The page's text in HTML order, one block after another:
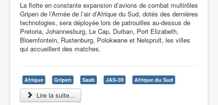
La flotte en constante expansion d’avions de combat multirôles
Gripen de l’Armée de l’air d’Afrique du Sud, dotés des dernières
technologies, sera déployée lors de patrouilles au-dessus de
Pretoria, Johannesburg, Le Cap, Durban, Port Elizabeth,
Bloemfontein, Rustenburg, Polokwane et Nelspruit, les villes
qui accueillent des matches.
Afrique Gripen Saab JAS-39 Afrique du Sud
Lire la suite...